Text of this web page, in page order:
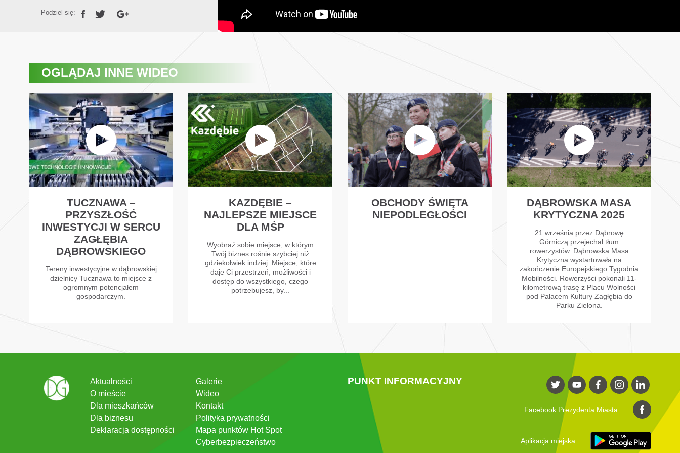
Podziel się:
OGLĄDAJ INNE WIDEO
TUCZNAWA –
PRZYSZŁOŚĆ
INWESTYCJI W SERCU
ZAGŁĘBIA
DĄBROWSKIEGO
Tereny inwestycyjne w dąbrowskiej
dzielnicy Tucznawa to miejsce z
ogromnym potencjałem
gospodarczym.
KAZDĘBIE –
NAJLEPSZE MIEJSCE
DLA MŚP
Wyobraź sobie miejsce, w którym
Twój biznes rośnie szybciej niż
gdziekolwiek indziej. Miejsce, które
daje Ci przestrzeń, możliwości i
dostęp do wszystkiego, czego
potrzebujesz, by...
OBCHODY ŚWIĘTA
NIEPODLEGŁOŚCI
DĄBROWSKA MASA
KRYTYCZNA 2025
21 września przez Dąbrowę
Górniczą przejechał tłum
rowerzystów. Dąbrowska Masa
Krytyczna wystartowała na
zakończenie Europejskiego Tygodnia
Mobilności. Rowerzyści pokonali 11-
kilometrową trasę z Placu Wolności
pod Pałacem Kultury Zagłębia do
Parku Zielona.
Aktualności
O mieście
Dla mieszkańców
Dla biznesu
Deklaracja dostępności
Galerie
Wideo
Kontakt
Polityka prywatności
Mapa punktów Hot Spot
Cyberbezpieczeństwo
PUNKT INFORMACYJNY
Facebook Prezydenta Miasta
Aplikacja miejska